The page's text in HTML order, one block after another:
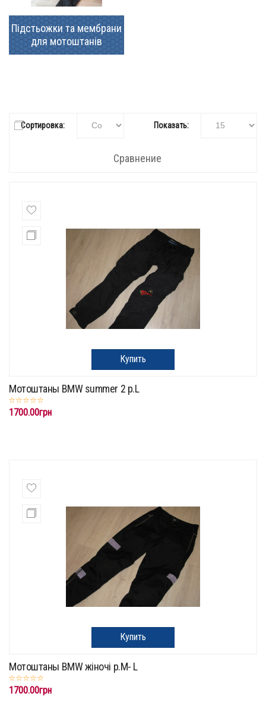
Підстьожки та мембрани
для мотоштанів
Сортировка: Показать:
Сравнение
Купить
Мотоштаны BMW summer 2 p.L
1700.00грн
Купить
Мотоштаны BMW жіночі р.M- L
1700.00грн